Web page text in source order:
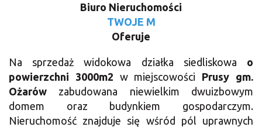
Biuro Nieruchomości
TWOJE M
Oferuje
Na sprzedaż widokowa działka siedliskowa o
powierzchni 3000m2 w miejscowości Prusy gm.
Ożarów zabudowana niewielkim dwuizbowym
domem oraz budynkiem gospodarczym.
Nieruchomość znajduje się wśród pól uprawnych